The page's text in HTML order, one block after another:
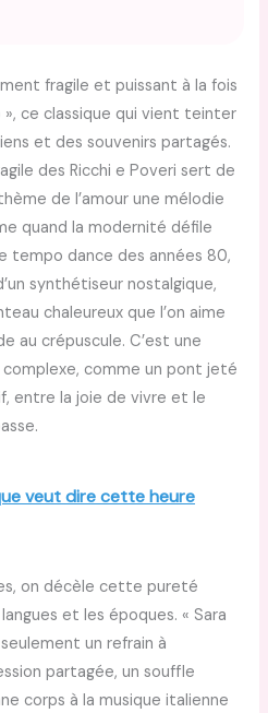
fragile et puissant à la fois
», ce classique qui vient teinter
et des souvenirs partagés.
des Ricchi e Poveri sert de
de l’amour une mélodie
quand la modernité défile
tempo dance des années 80,
synthétiseur nostalgique,
chaleureux que l’on aime
au crépuscule. C’est une
comme un pont jeté
entre la joie de vivre et le
veut dire cette heure
on décèle cette pureté
et les époques. « Sara
un refrain à
partagée, un souffle
corps à la musique italienne